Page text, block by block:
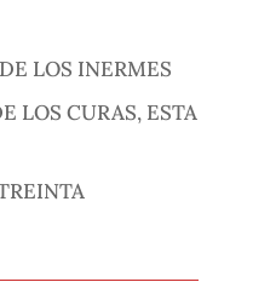
LOS INERMES
LOS CURAS, ESTA